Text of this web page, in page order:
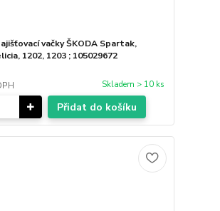
vačky ŠKODA Spartak,
1202, 1203 ; 105029672
Skladem > 10 ks
Přidat do košíku